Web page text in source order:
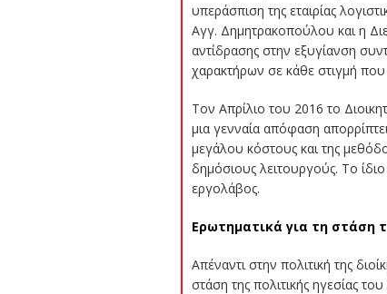
υπεράσπιση της εταιρίας
Αγγ. Δημητρακοπούλου και η
αντίδρασης στην εξυγίανση
χαρακτήρων σε κάθε στιγμή που
Τον Απρίλιο του 2016 το
μια γενναία απόφαση
μεγάλου κόστους και της
δημόσιους λειτουργούς. Το
εργολάβος.
Ερωτηματικά για τη στάση
Απέναντι στην πολιτική της
στάση της πολιτικής ηγεσίας